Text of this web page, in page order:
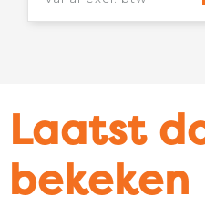
Laatst
bekeken